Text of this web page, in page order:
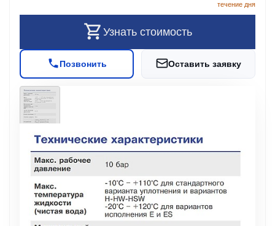
течение дня
Узнать стоимость
Позвонить Оставить заявку